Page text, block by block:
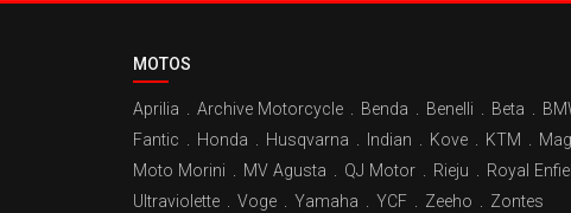
MOTOS
Aprilia Archive Motorcycle Benda Benelli Beta
Fantic
Honda Husqvarna Indian Kove KTM
Moto Morini
MV Agusta QJ Motor Rieju Royal
Ultraviolette
Voge Yamaha YCF Zeeho Zontes